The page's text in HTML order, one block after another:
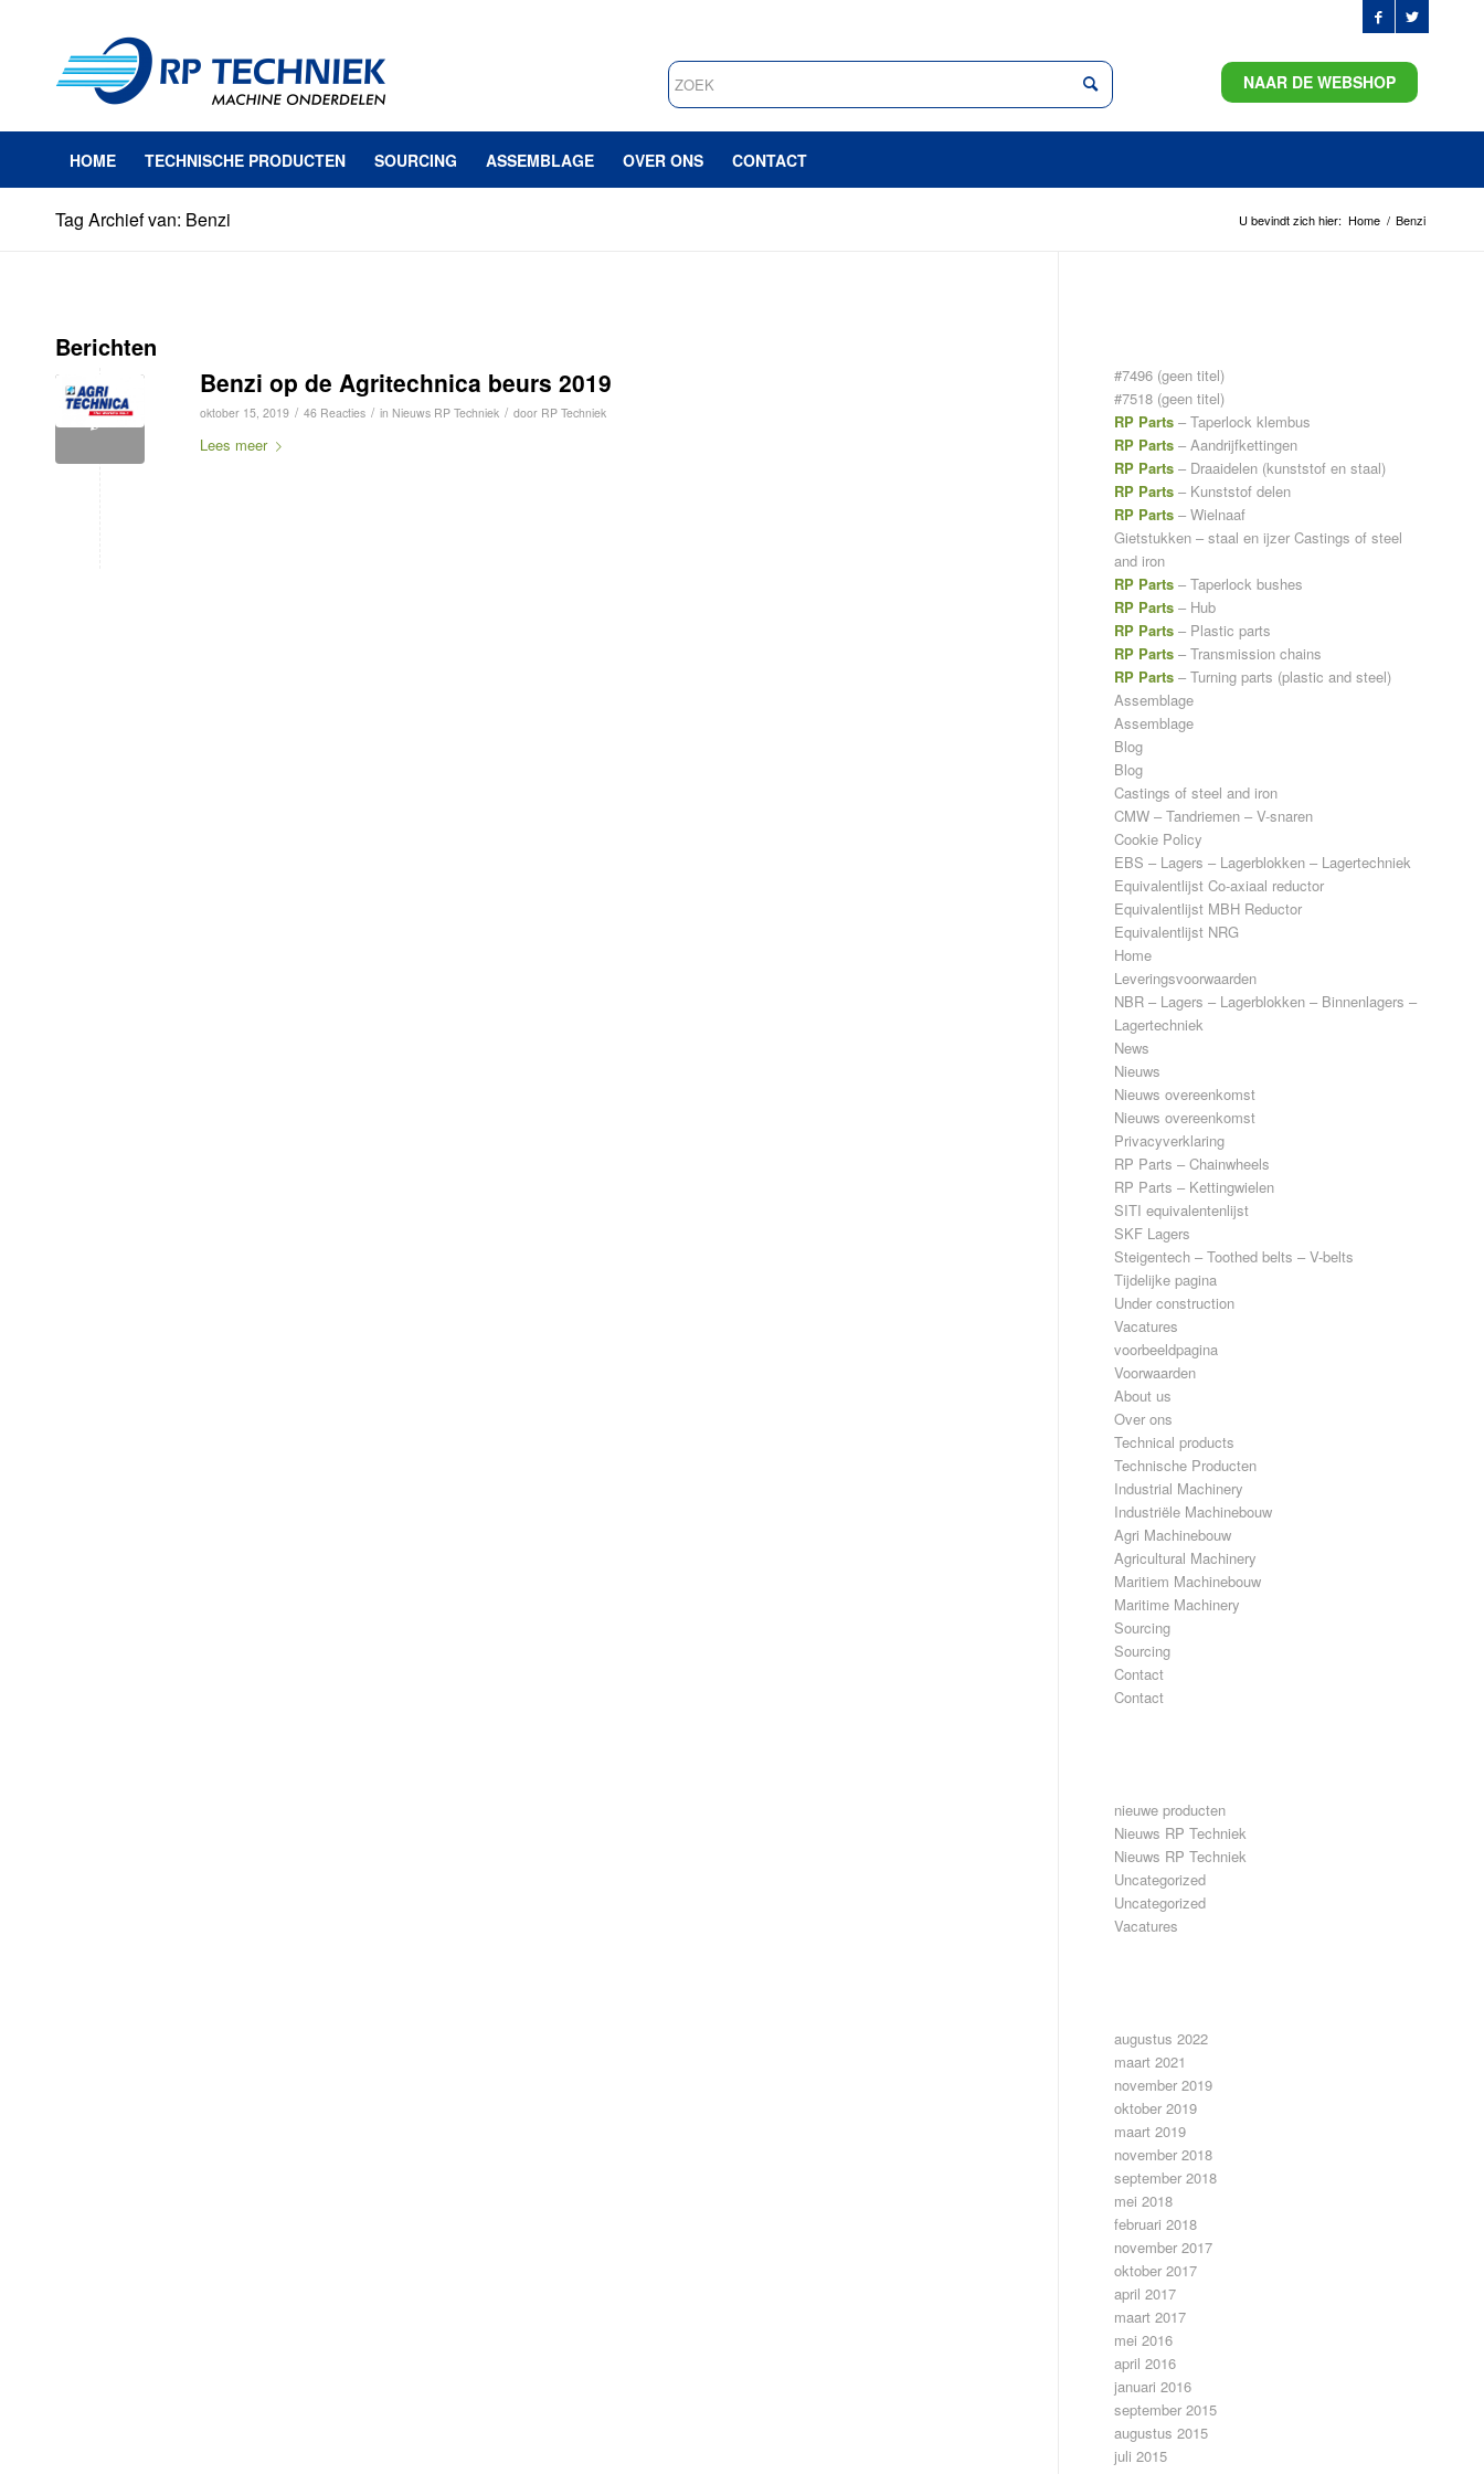
NAAR DE WEBSHOP
HOME TECHNISCHE PRODUCTEN SOURCING ASSEMBLAGE OVER ONS CONTACT
Tag Archief van: Benzi U bevindt zich hier: Home / Benzi
Berichten
Benzi op de Agritechnica beurs 2019
oktober 15, 2019 / 46 Reacties / in Nieuws RP Techniek / door RP Techniek
Lees meer
#7496 (geen titel)
#7518 (geen titel)
RP Parts– Taperlock klembus
RP Parts – Aandrijfkettingen
RP Parts – Draaidelen (kunststof en staal)
RP Parts – Kunststof delen
RP Parts – Wielnaaf
Gietstukken – staal en ijzer Castings of steel
and iron
RP Parts– Taperlock bushes
RP Parts – Hub
RP Parts – Plastic parts
RP Parts – Transmission chains
RP Parts – Turning parts (plastic and steel)
Assemblage
Assemblage
Blog
Blog
Castings of steel and iron
CMW – Tandriemen – V-snaren
Cookie Policy
EBS – Lagers – Lagerblokken – Lagertechniek
Equivalentlijst Co-axiaal reductor
Equivalentlijst MBH Reductor
Equivalentlijst NRG
Home
Leveringsvoorwaarden
NBR – Lagers – Lagerblokken – Binnenlagers –
Lagertechniek
News
Nieuws
Nieuws overeenkomst
Nieuws overeenkomst
Privacyverklaring
RP Parts – Chainwheels
RP Parts – Kettingwielen
SITI equivalentenlijst
SKF Lagers
Steigentech – Toothed belts – V-belts
Tijdelijke pagina
Under construction
Vacatures
voorbeeldpagina
Voorwaarden
About us
Over ons
Technical products
Technische Producten
Industrial Machinery
Industriële Machinebouw
Agri Machinebouw
Agricultural Machinery
Maritiem Machinebouw
Maritime Machinery
Sourcing
Sourcing
Contact
Contact
nieuwe producten
Nieuws RP Techniek
Nieuws RP Techniek
Uncategorized
Uncategorized
Vacatures
augustus 2022
maart 2021
november 2019
oktober 2019
maart 2019
november 2018
september 2018
mei 2018
februari 2018
november 2017
oktober 2017
april 2017
maart 2017
mei 2016
april 2016
januari 2016
september 2015
augustus 2015
juli 2015